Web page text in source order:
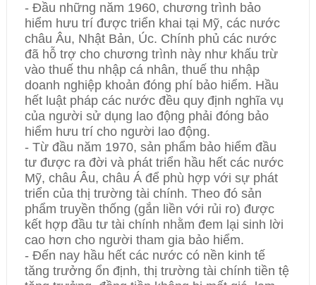
- Đầu những năm 1960, chương trình bảo
hiểm hưu trí được triển khai tại Mỹ, các nước
châu Âu, Nhật Bản, Úc. Chính phủ các nước
đã hỗ trợ cho chương trình này như khấu trừ
vào thuế thu nhập cá nhân, thuế thu nhập
doanh nghiệp khoản đóng phí bảo hiểm. Hầu
hết luật pháp các nước đều quy định nghĩa vụ
của người sử dụng lao động phải đóng bảo
hiểm hưu trí cho người lao động.
- Từ đầu năm 1970, sản phẩm bảo hiểm đầu
tư được ra đời và phát triển hầu hết các nước
Mỹ, châu Âu, châu Á để phù hợp với sự phát
triển của thị trường tài chính. Theo đó sản
phẩm truyền thống (gắn liền với rủi ro) được
kết hợp đầu tư tài chính nhằm đem lại sinh lời
cao hơn cho người tham gia bảo hiểm.
- Đến nay hầu hết các nước có nền kinh tế
tăng trưởng ổn định, thị trường tài chính tiền tệ